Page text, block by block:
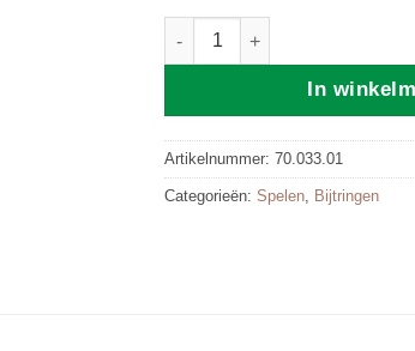
Mushie | Bijtring Shifting Sand
In
Artikelnummer: 70.033.01
Categorieën: Spelen, Bijtringen